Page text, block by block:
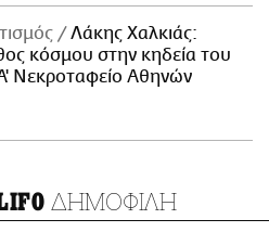
Λάκης Χαλκιάς:
κόσμου στην κηδεία του
Νεκροταφείο Αθηνών
ΔΗΜΟΦΙΛΗ